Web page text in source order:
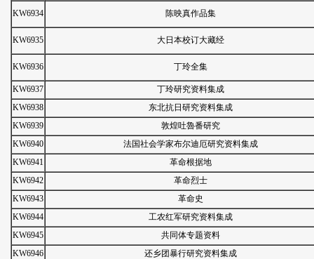
KW6934 陈映真作品集
KW6935 大日本校订大藏经
KW6936 丁玲全集
KW6937
丁玲研究资料集成
KW6938
东北抗日研究资料集成
KW6939
敦煌吐魯番研究
KW6940
法国社会学家布尔迪厄研究资料集成
KW6941
革命根据地
KW6942
革命烈士
KW6943
革命史
KW6944
工农红军研究资料集成
KW6945
共同体专题资料
KW6946
还乡团暴行研究资料集成